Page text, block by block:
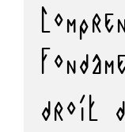
droit